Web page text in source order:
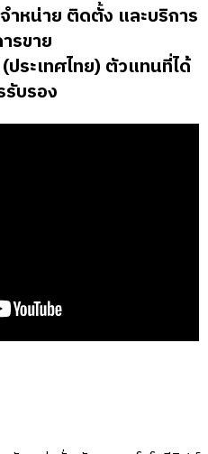
หน่าย ติดตั้ง และบริการ
รขาย
ระเทศไทย) ตัวแทนที่ได้
รับรอง